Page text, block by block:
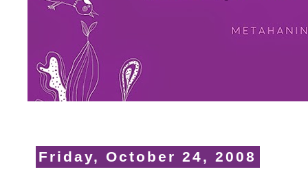
Friday, October 24, 2008